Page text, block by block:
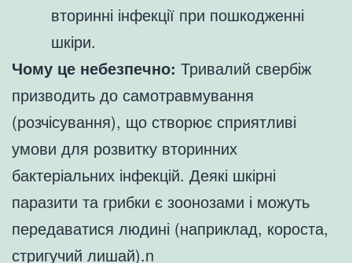
вторинні інфекції при пошкодженні
шкіри.
Чому це небезпечно: Тривалий свербіж
призводить до самотравмування
(розчісування), що створює сприятливі
умови для розвитку вторинних
бактеріальних інфекцій. Деякі шкірні
паразити та грибки є зоонозами і можуть
передаватися людині (наприклад, короста,
стригучий лишай).n